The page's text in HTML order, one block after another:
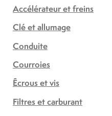
Accélérateur et freins
Clé et allumage
Conduite
Courroies
Écrous et vis
Filtres et carburant